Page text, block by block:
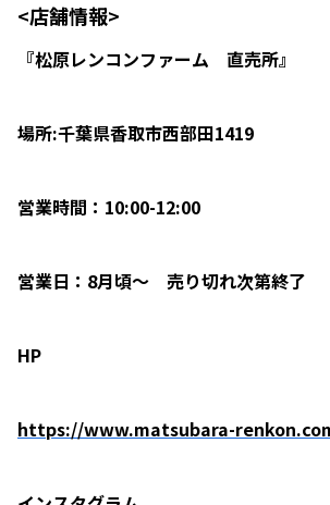
<店舗情報>
『松原レンコンファーム 直売所』
場所:千葉県香取市西部田1419
営業時間：10:00-12:00
営業日：8月頃～ 売り切れ次第終了
HP
https://www.matsubara-